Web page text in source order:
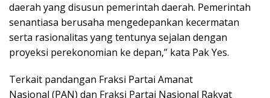
daerah yang disusun pemerintah daerah. Pemerintah
senantiasa berusaha mengedepankan kecermatan
serta rasionalitas yang tentunya sejalan dengan
proyeksi perekonomian ke depan,” kata Pak Yes.
Terkait pandangan Fraksi Partai Amanat
Nasional (PAN) dan Fraksi Partai Nasional Rakyat